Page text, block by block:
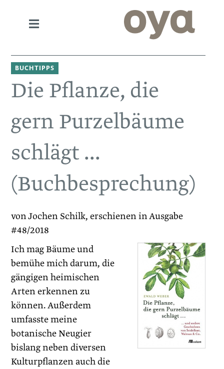
BUCHTIPPS
Die Pflanze, die
gern Purzelbäume
schlägt ...
(Buchbesprechung)
von Jochen Schilk, erschienen in Ausgabe
#48/2018
Ich mag Bäume und
bemühe mich darum, die
gängigen heimischen
Arten erkennen zu
können. Außerdem
umfasste meine
botanische Neugier
bislang neben diversen
Kulturpflanzen auch die